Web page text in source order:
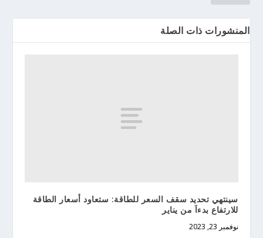
المنشورات ذات الصلة
سينتهي تحديد سقف السعر للطاقة: ستعاود أسعار الطاقة
للارتفاع بدءاَ من يناير
نوفمبر 23, 2023